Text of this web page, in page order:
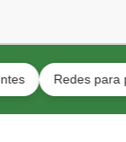
Redes para pets e